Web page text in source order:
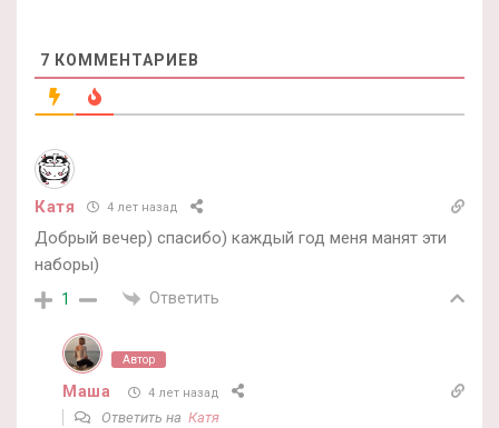
7 КОММЕНТАРИЕВ
Катя 4 лет назад
Добрый вечер) спасибо) каждый год меня манят эти
наборы)
1 Ответить
Автор
Маша 4 лет назад
Ответить на Катя